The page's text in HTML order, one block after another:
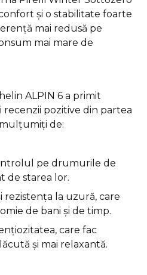
și o stabilitate foarte
mai redusă pe
mai mare de
ALPIN 6 a primit
recenzii pozitive din partea
de:
pe drumurile de
de starea lor.
rezistența la uzură, care
de bani și de timp.
care fac
și mai relaxantă.